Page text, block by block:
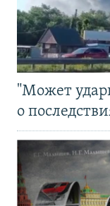
"Может
о